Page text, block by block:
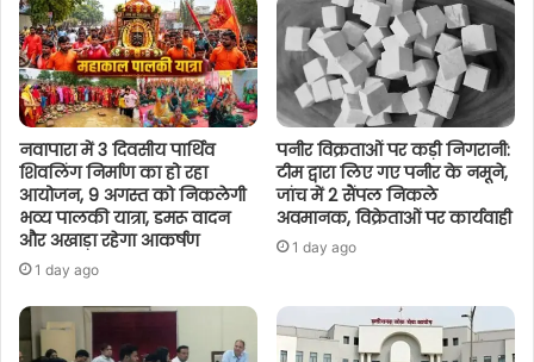
नवापारा में 3 दिवसीय पार्थिव
शिवलिंग निर्माण का हो रहा
आयोजन, 9 अगस्त को निकलेगी
भव्य पालकी यात्रा, डमरू वादन
और अखाड़ा रहेगा आकर्षण
1 day ago
पनीर विक्रताओं पर कड़ी निगरानी:
टीम द्वारा लिए गए पनीर के नमूने,
जांच में 2 सैंपल निकले
अवमानक, विक्रेताओं पर कार्यवाही
1 day ago